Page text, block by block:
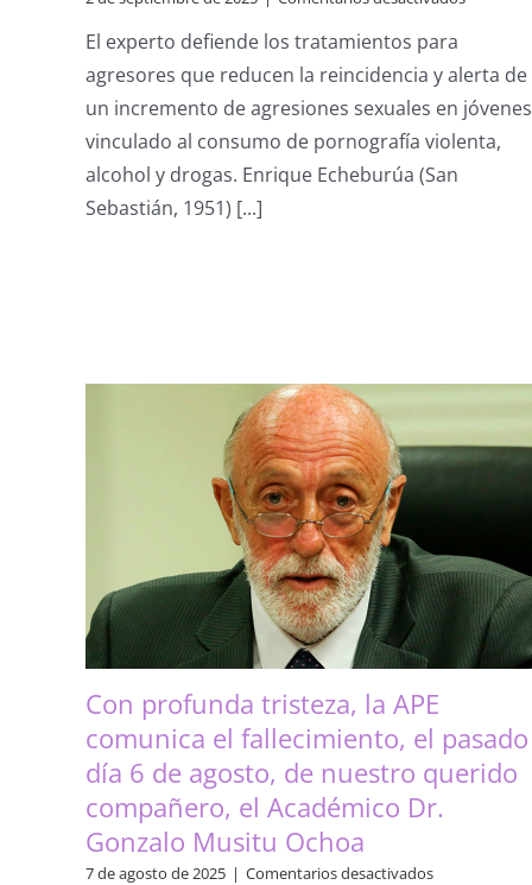
psicólogo:
“Creer
que
feminismo
un
El experto defiende los tratamientos para
agresores que reducen la reincidencia y alerta de
un incremento de agresiones sexuales en jóvenes
vinculado al consumo de pornografía violenta,
alcohol y drogas. Enrique Echeburúa (San
Sebastián, 1951) [...]
Con profunda tristeza, la APE
comunica el fallecimiento, el pasado
día 6 de agosto, de nuestro querido
compañero, el Académico Dr.
Gonzalo Musitu Ochoa
7 de agosto de 2025 | Comentarios desactivadosen